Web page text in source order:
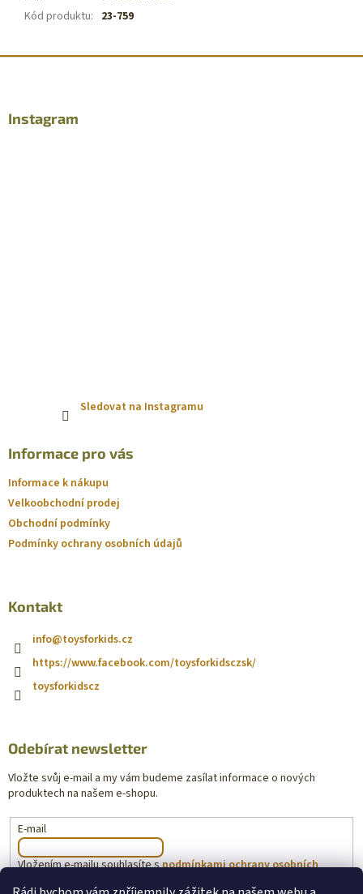
Kód produktu: 23-759
Instagram
Sledovat na Instagramu
Informace pro vás
Informace k nákupu
Velkoobchodní prodej
Obchodní podmínky
Podmínky ochrany osobních údajů
Kontakt
info@toysforkids.cz
https://www.facebook.com/toysforkidsczsk/
toysforkidscz
Odebírat newsletter
Vložte svůj e-mail a my vám budeme zasílat informace o nových
produktech na našem e-shopu.
E-mail
Vložením e-mailu souhlasíte spodmínkami ochrany osobních